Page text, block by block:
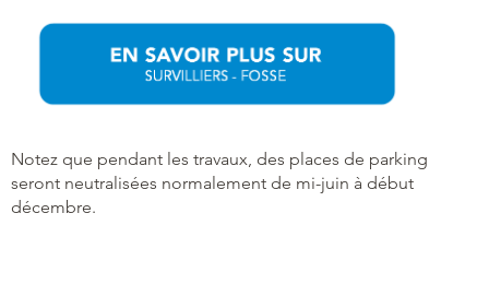
Notez que pendant les travaux, des places de parking
seront neutralisées normalement de mi-juin à début
décembre.